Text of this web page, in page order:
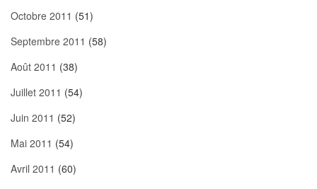
Octobre 2011 (51)
Septembre 2011 (58)
Août 2011 (38)
Juillet 2011 (54)
Juin 2011 (52)
Mai 2011 (54)
Avril 2011 (60)